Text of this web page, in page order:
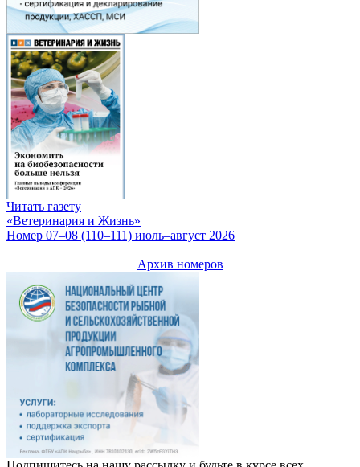
Читать газету
«Ветеринария и Жизнь»
Номер 07–08 (110–111) июль–август 2026
Архив номеров